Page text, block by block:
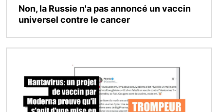
Non, la Russie n'a pas annoncé un vaccin
universel contre le cancer